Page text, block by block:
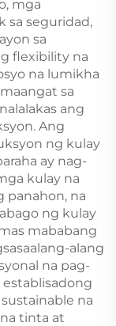
mga
sa seguridad,
sa
flexibility na
na lumikha
sa
ang
Ang
ng kulay
ay nag-
kulay na
panahon, na
ng kulay
mababang
alang
na pag-
na
tinta at